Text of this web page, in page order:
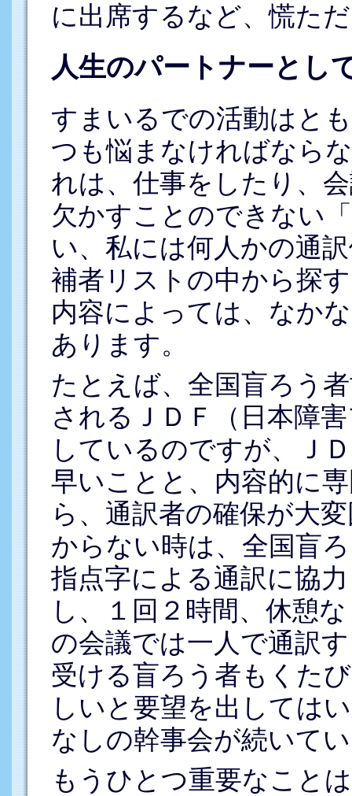
に出席するなど、慌た
人生のパートナーとし
すまいるでの活動はと
つも悩まなければなら
れは、仕事をしたり、
欠かすことのできない
い、私には何人かの通
補者リストの中から探
内容によっては、なか
あります。
たとえば、全国盲ろう
されるＪＤＦ（日本障
しているのですが、Ｊ
早いことと、内容的に
ら、通訳者の確保が大
からない時は、全国盲
指点字による通訳に協
し、１回２時間、休憩
の会議では一人で通訳
受ける盲ろう者もくた
しいと要望を出しては
なしの幹事会が続いて
もうひとつ重要なこと